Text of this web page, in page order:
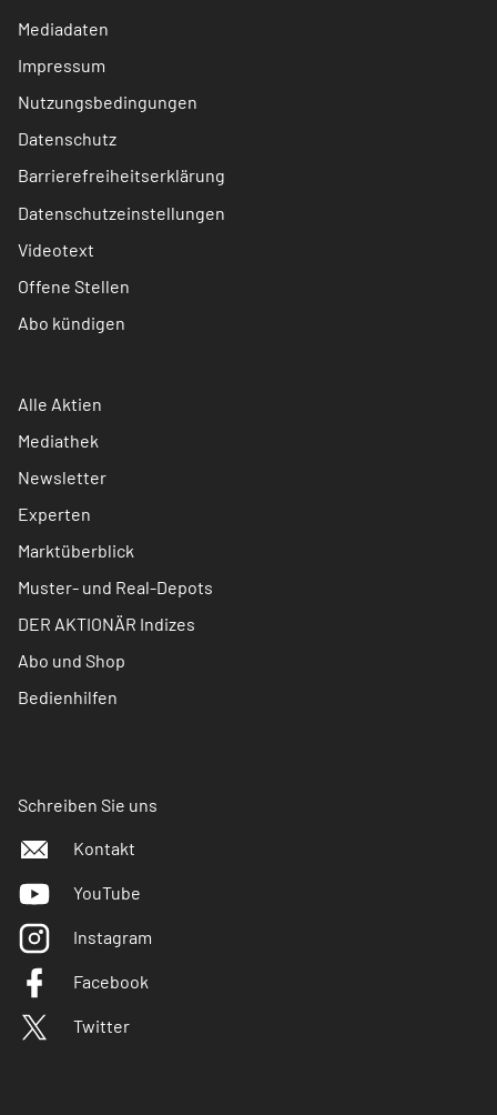
Mediadaten
Impressum
Nutzungsbedingungen
Datenschutz
Barrierefreiheitserklärung
Datenschutzeinstellungen
Videotext
Offene Stellen
Abo kündigen
Alle Aktien
Mediathek
Newsletter
Experten
Marktüberblick
Muster- und Real-Depots
DER AKTIONÄR Indizes
Abo und Shop
Bedienhilfen
Schreiben Sie uns
Kontakt
YouTube
Instagram
Facebook
Twitter